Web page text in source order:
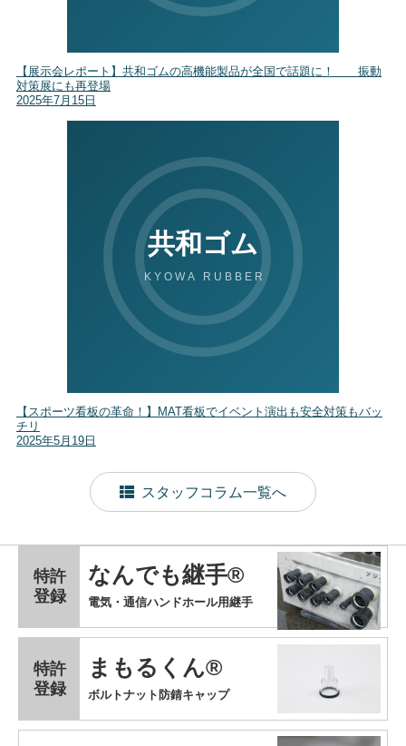
【展示会レポート】共和ゴムの高機能製品が全国で話題に！ 振動
対策展にも再登場
2025年7月15日
【スポーツ看板の革命！】MAT看板でイベント演出も安全対策もバッ
チリ
2025年5月19日
スタッフコラム一覧へ
なんでも継手®
特許
登録
電気・通信ハンドホール用継手
まもるくん®
特許
登録
ボルトナット防錆キャップ